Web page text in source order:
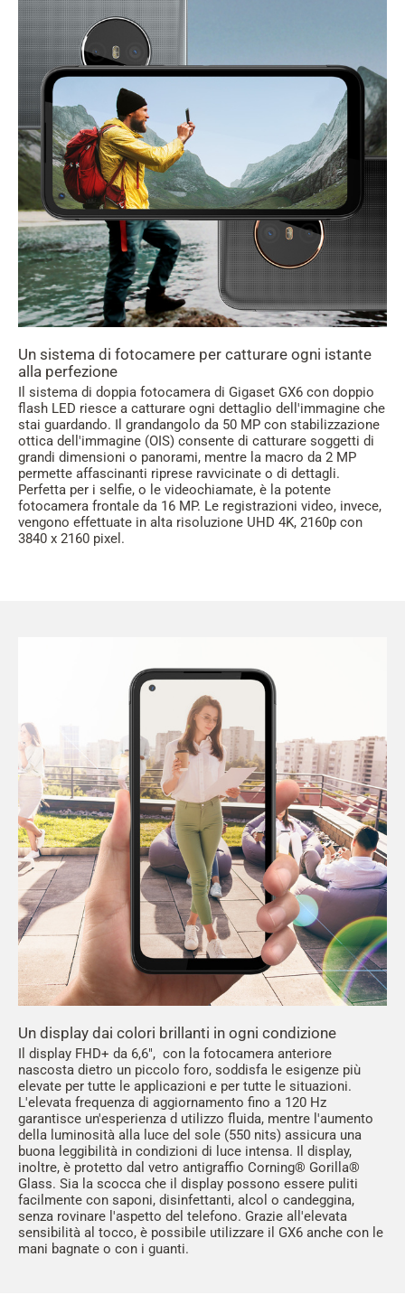
Un sistema di fotocamere per catturare ogni istante
alla perfezione
Il sistema di doppia fotocamera di Gigaset GX6 con doppio
flash LED riesce a catturare ogni dettaglio dell'immagine che
stai guardando. Il grandangolo da 50 MP con stabilizzazione
ottica dell'immagine (OIS) consente di catturare soggetti di
grandi dimensioni o panorami, mentre la macro da 2 MP
permette affascinanti riprese ravvicinate o di dettagli.
Perfetta per i selfie, o le videochiamate, è la potente
fotocamera frontale da 16 MP. Le registrazioni video, invece,
vengono effettuate in alta risoluzione UHD 4K, 2160p con
3840 x 2160 pixel.
Un display dai colori brillanti in ogni condizione
Il display FHD+ da 6,6", con la fotocamera anteriore
nascosta dietro un piccolo foro, soddisfa le esigenze più
elevate per tutte le applicazioni e per tutte le situazioni.
L'elevata frequenza di aggiornamento fino a 120 Hz
garantisce un'esperienza d utilizzo fluida, mentre l'aumento
della luminosità alla luce del sole (550 nits) assicura una
buona leggibilità in condizioni di luce intensa. Il display,
inoltre, è protetto dal vetro antigraffio Corning® Gorilla®
Glass. Sia la scocca che il display possono essere puliti
facilmente con saponi, disinfettanti, alcol o candeggina,
senza rovinare l'aspetto del telefono. Grazie all'elevata
sensibilità al tocco, è possibile utilizzare il GX6 anche con le
mani bagnate o con i guanti.